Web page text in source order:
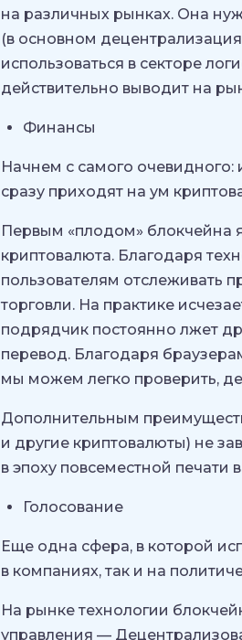
на различных рынках. Она
(в основном
использоваться в секторе
действительно выводит на
Финансы
Начнем с самого очевидного:
сразу приходят на ум
Первым «плодом» блокчейна
криптовалюта. Благодаря
пользователям отслеживать
торговли. На практике
подрядчик постоянно лжет
перевод. Благодаря
мы можем легко проверить,
Дополнительным
и другие криптовалюты) не
в эпоху повсеместной печати
Голосование
Еще одна сфера, в которой
в компаниях, так и на
На рынке технологии
управления —